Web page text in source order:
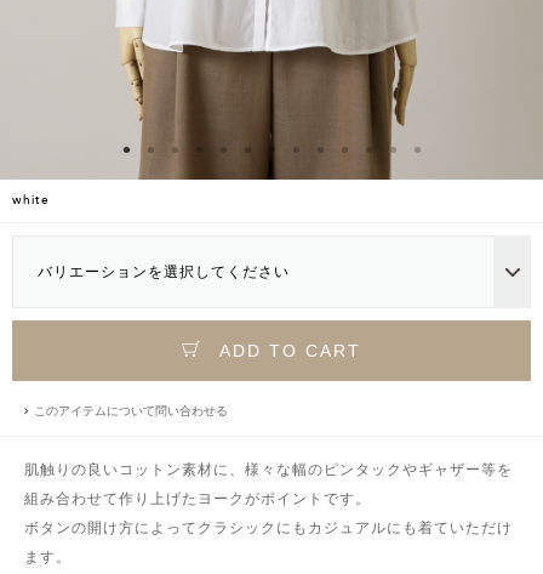
white
バリエーションを選択してください
ADD TO CART
このアイテムについて問い合わせる
肌触りの良いコットン素材に、様々な幅のピンタックやギャザー等を
組み合わせて作り上げたヨークがポイントです。
ボタンの開け方によってクラシックにもカジュアルにも着ていただけ
ます。